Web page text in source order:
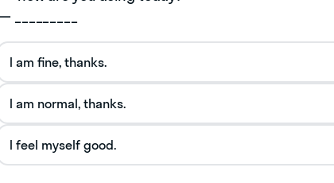
понимать
_________
I am fine, thanks.
I am normal, thanks.
I feel myself good.